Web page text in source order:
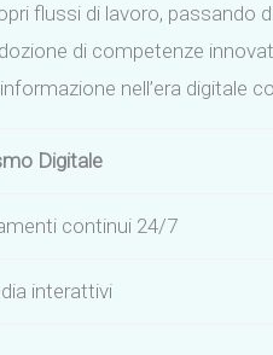
flussi di lavoro, passando
di competenze
nell’era digitale
Digitale
continui 24/7
interattivi